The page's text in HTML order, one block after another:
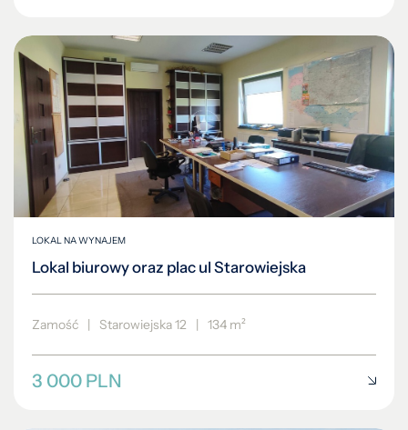
LOKAL NA WYNAJEM
Lokal biurowy oraz plac ul Starowiejska
Zamość | Starowiejska 12 | 134 m²
3 000 PLN